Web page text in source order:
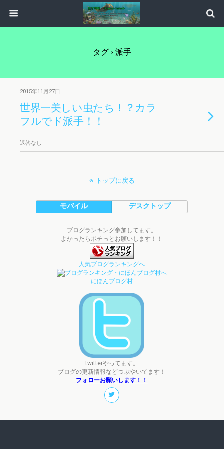
タグ › 派手
2015年11月27日
世界一美しい虫たち！？カラ
フルでド派手！！
返答なし
トップに戻る
モバイル デスクトップ
ブログランキング参加してます。
よかったらポチっとお願いします！！
人気ブログランキングへ
にほんブログ村
twitterやってます。
ブログの更新情報などつぶやいてます！
フォローお願いします！！